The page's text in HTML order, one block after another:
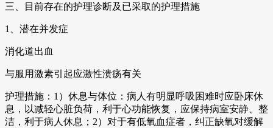
三、目前存在的护理诊断及已采取的护理措施
1、潜在并发症
消化道出血
与服用激素引起应激性溃疡有关
护理措施：1）休息与体位：病人有明显呼吸困难时应卧床休
息，以减轻心脏负荷，利于心功能恢复，应保持病室安静、整
洁，利于病人休息；2）对于有低氧血症者，纠正缺氧对缓解